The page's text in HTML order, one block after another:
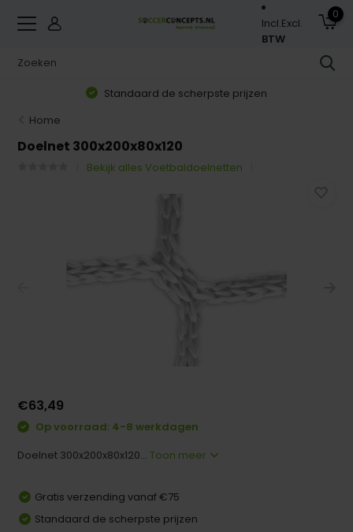
Incl.Excl.
BTW
0
Standaard de scherpste prijzen
Home
Doelnet 300x200x80x120
Bekijk alles Voetbaldoelnetten
€63,49
Op voorraad: 4-8 werkdagen
Doelnet 300x200x80x120...Toon meer
Gratis verzending vanaf €75
Standaard de scherpste prijzen